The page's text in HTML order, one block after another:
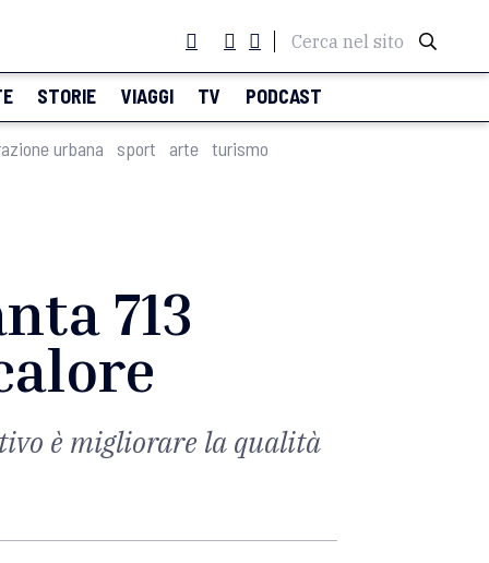
Cerca nel sito
STORIE VIAGGI TV PODCAST
urbana sport arte turismo
713
è migliorare la qualità